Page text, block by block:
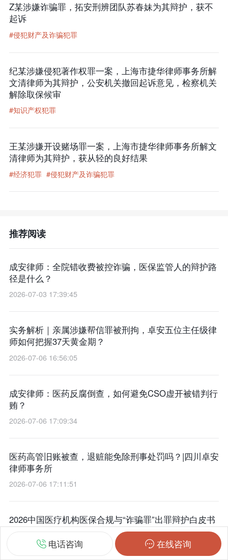
电话咨询 在线咨询
Z某涉嫌诈骗罪，拓安刑辨团队苏春妹为其辩护，获不
起诉
#侵犯财产及诈骗犯罪
纪某涉嫌侵犯著作权罪一案，上海市捷华律师事务所解
文清律师为其辩护，公安机关撤回起诉意见，检察机关
解除取保候审
#知识产权犯罪
王某涉嫌开设赌场罪一案，上海市捷华律师事务所解文
清律师为其辩护，获从轻的良好结果
#经济犯罪 #侵犯财产及诈骗犯罪
推荐阅读
成安律师：全院错收费被控诈骗，医保监管人的辩护路
径是什么？
2026-07-03 17:39:45
实务解析｜亲属涉嫌帮信罪被刑拘，卓安五位主任级律
师如何把握37天黄金期？
2026-07-06 16:56:05
成安律师：医药反腐倒查，如何避免CSO虚开被错判行
贿？
2026-07-06 17:09:34
医药高管旧账被查，退赃能免除刑事处罚吗？|四川卓安
律师事务所
2026-07-06 17:11:51
2026中国医疗机构医保合规与“诈骗罪”出罪辩护白皮书
——基于医保大数据飞检常态化背景的实证研究
2026-07-06 17:15:06